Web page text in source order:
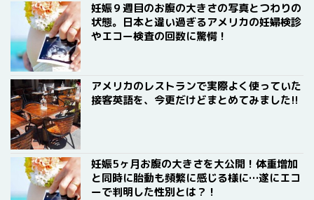
妊娠９週目のお腹の大きさの写真とつわりの
状態。日本と違い過ぎるアメリカの妊婦検診
やエコー検査の回数に驚愕！
アメリカのレストランで実際よく使っていた
接客英語を、今更だけどまとめてみました!!
妊娠5ヶ月お腹の大きさを大公開！体重増加
と同時に胎動も頻繁に感じる様に…遂にエコ
ーで判明した性別とは？！